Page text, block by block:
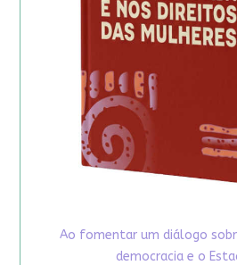
Ao fomentar um diálogo
democracia e o